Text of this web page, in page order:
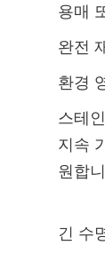
용매
완전
환경
스테
지속
원합
긴 수